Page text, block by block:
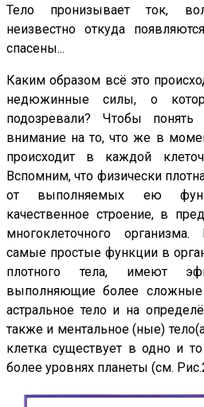
Тело пронизывает ток,
неизвестно откуда
спасены...
Каким образом всё это
недюжинные силы, о
подозревали? Чтобы
внимание на то, что же в
происходит в каждой
Вспомним, что физически
от выполняемых ею
качественное строение, в
многоклеточного
самые простые функции в
плотного тела, имеют
выполняющие более
астральное тело и на
также и ментальное (ные)
клетка существует в одно и
более уровнях планеты (см.